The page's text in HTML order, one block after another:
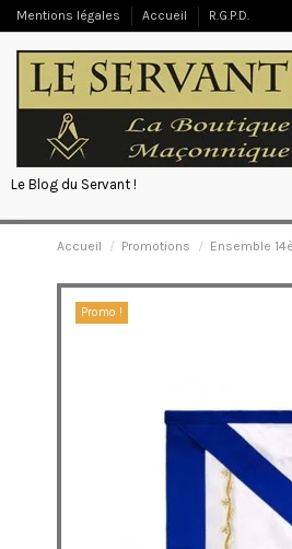
Mentions légales Accueil R.G.P.D.
Le Blog du Servant !
Accueil Promotions Ensemble
Promo !